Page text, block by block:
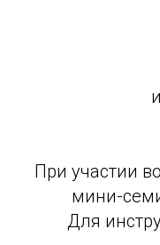
При участии
мини-
Для